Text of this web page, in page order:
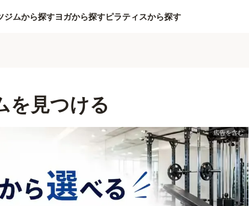
ジムから探すヨガから探すピラティスから探す
を見つける